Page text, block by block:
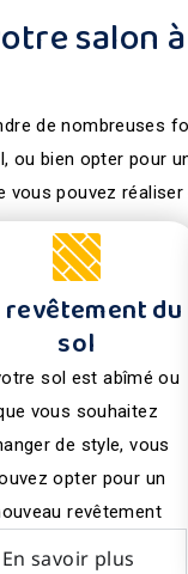
salon
de nombreuses
ou bien opter pour
vous pouvez
revêtement du
sol
sol est abîmé ou
vous souhaitez
de style, vous
opter pour un
revêtement
En savoir plus